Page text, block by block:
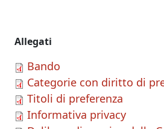
Allegati
Bando
Categorie con diritto di
Titoli di preferenza
Informativa privacy